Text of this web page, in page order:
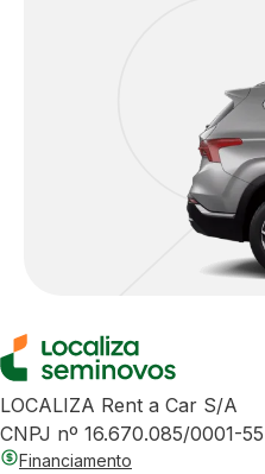
LOCALIZA Rent a Car S/A
CNPJ nº 16.670.085/0001-55
Financiamento